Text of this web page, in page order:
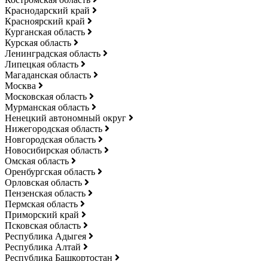
Краснодарский край
Красноярский край
Курганская область
Курская область
Ленинградская область
Липецкая область
Магаданская область
Москва
Московская область
Мурманская область
Ненецкий автономный округ
Нижегородская область
Новгородская область
Новосибирская область
Омская область
Оренбургская область
Орловская область
Пензенская область
Пермская область
Приморский край
Псковская область
Республика Адыгея
Республика Алтай
Республика Башкортостан